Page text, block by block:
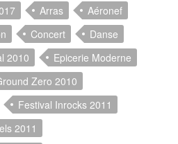
Arras
Aéronef
Concert
Danse
2010
Epicerie Moderne
Zero 2010
Festival Inrocks 2011
2011